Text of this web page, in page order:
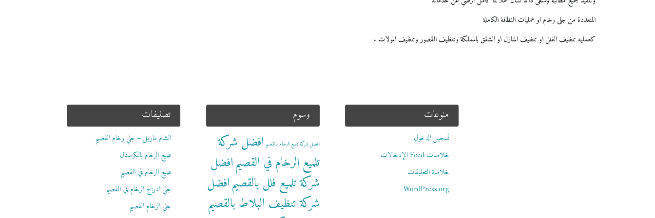
المتعددة من جلى رخام او عمليات النظافة الكاملة
كعمليه تنظيف الفلل او تنظيف المنازل او الشقق بالمملكة وتنظيف القصور وتنظيف المولات .
تصنيفات
الشام ماربل – جلي رخام القصيم
تلميع الرخام بالكرستال
تلميع الرخام في القصيم
جلي ادراج الرخام في القصيم
جلي الرخام القصيم
وسوم
افضل شركة تلميع الرخام بالقصيم افضل شركة
تلميع الرخام في القصيمافضل
شركة تلميع فلل بالقصيمافضل
شركة تنظيف البلاط بالقصيم
منوعات
تسجيل الدخول
خلاصات Feed الإدخالات
خلاصة التعليقات
WordPress.org